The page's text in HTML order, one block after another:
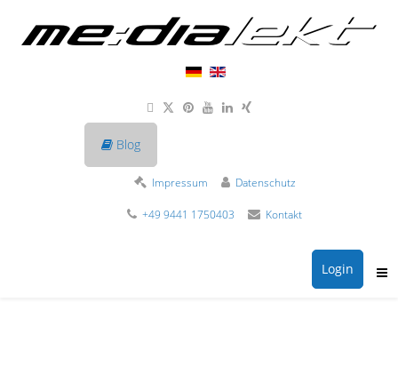
Blog
Impressum Datenschutz
+49 9441 1750403 Kontakt
Login